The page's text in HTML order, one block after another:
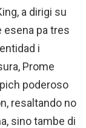
a dirigi su
esena pa tres
i
Prome
poderoso
resaltando no
sino tambe di